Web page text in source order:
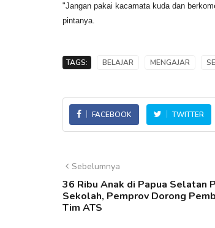
"Jangan pakai kacamata kuda dan
pintanya.
TAGS: BELAJAR MENGAJAR
FACEBOOK TWITTER
Sebelumnya
36 Ribu Anak di Papua Selatan
Sekolah, Pemprov Dorong
Tim ATS